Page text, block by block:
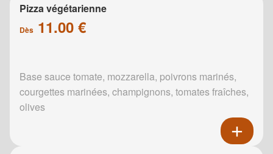
Pizza végétarienne
Dès 11.00 €
Base sauce tomate, mozzarella, poivrons marinés,
courgettes marinées, champignons, tomates fraîches,
olives